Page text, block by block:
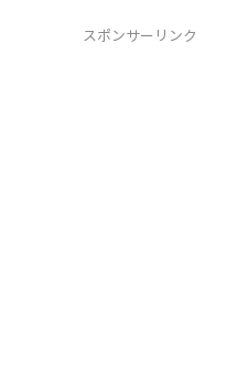
スポンサーリンク